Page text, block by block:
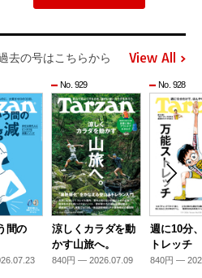
去の号はこちらから View All
間の
No. 929
涼しくカラダを動
かす山旅へ。
840円 — 2026.07.09
No. 928
週に10分
トレッチ
840円 —